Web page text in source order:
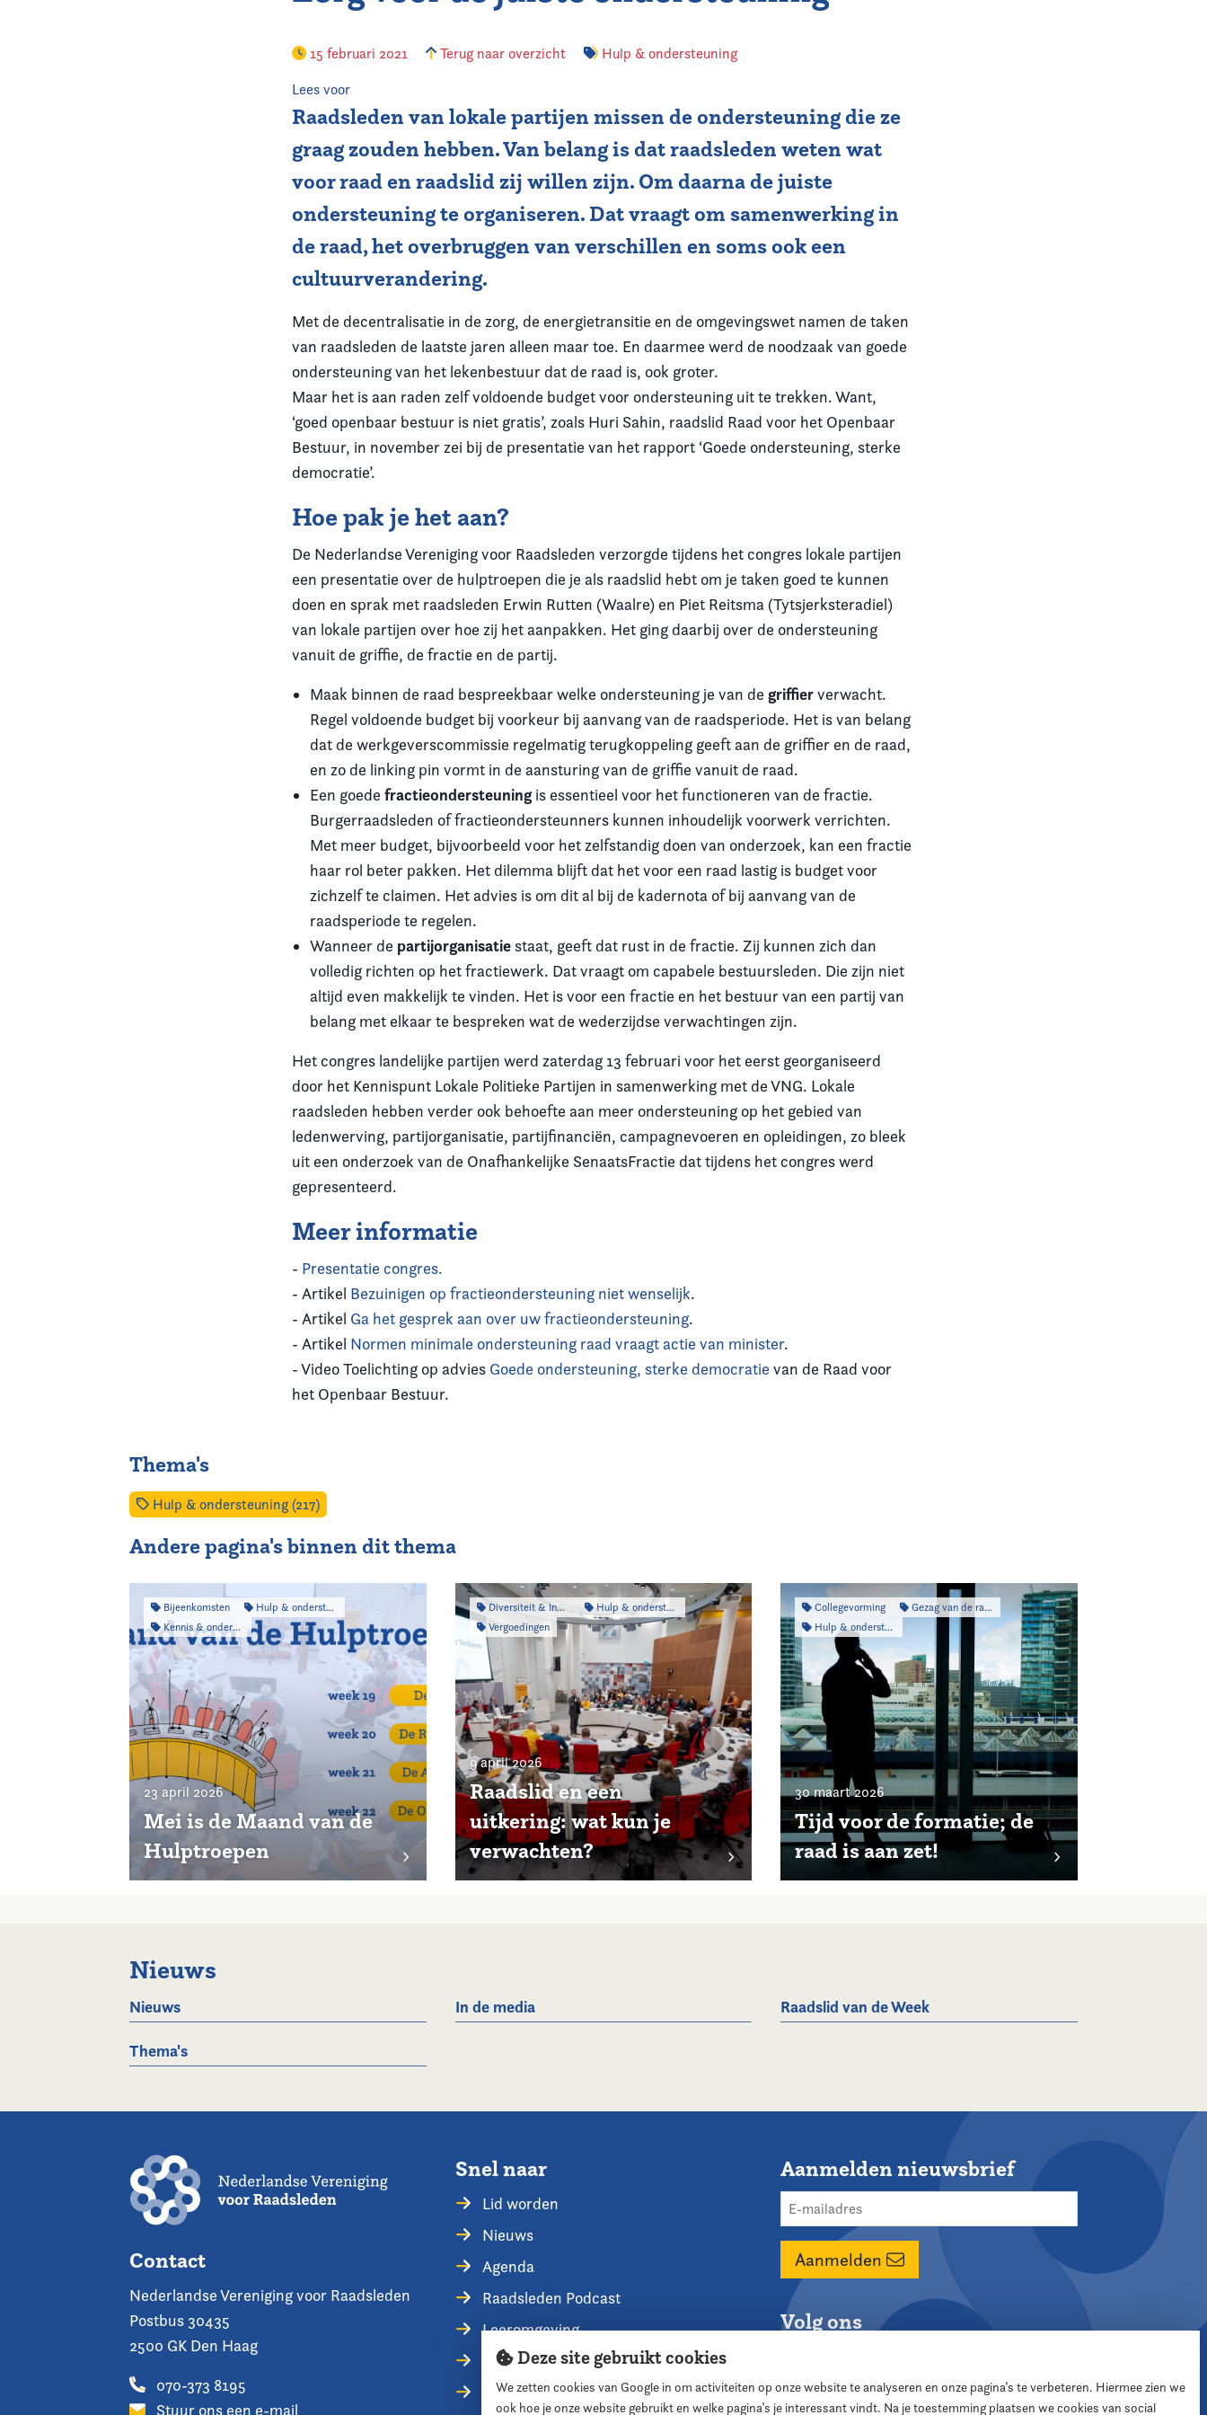
15 februari 2021 Terug naar overzicht Hulp & ondersteuning
Lees voor
Raadsleden van lokale partijen missen de ondersteuning die ze
graag zouden hebben. Van belang is dat raadsleden weten wat
voor raad en raadslid zij willen zijn. Om daarna de juiste
ondersteuning te organiseren. Dat vraagt om samenwerking in
de raad, het overbruggen van verschillen en soms ook een
cultuurverandering.
Met de decentralisatie in de zorg, de energietransitie en de omgevingswet namen de taken
van raadsleden de laatste jaren alleen maar toe. En daarmee werd de noodzaak van goede
ondersteuning van het lekenbestuur dat de raad is, ook groter.
Maar het is aan raden zelf voldoende budget voor ondersteuning uit te trekken. Want,
‘goed openbaar bestuur is niet gratis’, zoals Huri Sahin, raadslid Raad voor het Openbaar
Bestuur, in november zei bij de presentatie van het rapport ‘Goede ondersteuning, sterke
democratie’.
Hoe pak je het aan?
De Nederlandse Vereniging voor Raadsleden verzorgde tijdens het congres lokale partijen
een presentatie over de hulptroepen die je als raadslid hebt om je taken goed te kunnen
doen en sprak met raadsleden Erwin Rutten (Waalre) en Piet Reitsma (Tytsjerksteradiel)
van lokale partijen over hoe zij het aanpakken. Het ging daarbij over de ondersteuning
vanuit de griffie, de fractie en de partij.
Maak binnen de raad bespreekbaar welke ondersteuning je van degriffierverwacht.
Regel voldoende budget bij voorkeur bij aanvang van de raadsperiode. Het is van belang
dat de werkgeverscommissie regelmatig terugkoppeling geeft aan de griffier en de raad,
en zo de linking pin vormt in de aansturing van de griffie vanuit de raad.
Een goedefractieondersteuningis essentieel voor het functioneren van de fractie.
Burgerraadsleden of fractieondersteunners kunnen inhoudelijk voorwerk verrichten.
Met meer budget, bijvoorbeeld voor het zelfstandig doen van onderzoek, kan een fractie
haar rol beter pakken. Het dilemma blijft dat het voor een raad lastig is budget voor
zichzelf te claimen. Het advies is om dit al bij de kadernota of bij aanvang van de
raadsperiode te regelen.
Wanneer de partijorganisatiestaat, geeft dat rust in de fractie. Zij kunnen zich dan
volledig richten op het fractiewerk. Dat vraagt om capabele bestuursleden. Die zijn niet
altijd even makkelijk te vinden. Het is voor een fractie en het bestuur van een partij van
belang met elkaar te bespreken wat de wederzijdse verwachtingen zijn.
Het congres landelijke partijen werd zaterdag 13 februari voor het eerst georganiseerd
door het Kennispunt Lokale Politieke Partijen in samenwerking met de VNG. Lokale
raadsleden hebben verder ook behoefte aan meer ondersteuning op het gebied van
ledenwerving, partijorganisatie, partijfinanciën, campagnevoeren en opleidingen, zo bleek
uit een onderzoek van de Onafhankelijke SenaatsFractie dat tijdens het congres werd
gepresenteerd.
Meer informatie
- Presentatie congres.
- Artikel Bezuinigen op fractieondersteuning niet wenselijk.
- Artikel Ga het gesprek aan over uw fractieondersteuning.
- Artikel Normen minimale ondersteuning raad vraagt actie van minister.
- Video Toelichting op advies Goede ondersteuning, sterke democratie van de Raad voor
het Openbaar Bestuur.
Thema's
Hulp & ondersteuning (217)
Andere pagina's binnen dit thema
Bijeenkomsten
Hulp & ondersteuning
Kennis & onderzoek
23 april 2026
Mei is de Maand van de
Hulptroepen
Diversiteit & Inclusiviteit
Hulp & ondersteuning
Vergoedingen
9 april 2026
Raadslid en een
uitkering: wat kun je
verwachten?
Collegevorming
Gezag van de raad
Hulp & ondersteuning
30 maart 2026
Tijd voor de formatie; de
raad is aan zet!
Nieuws
Nieuws In de media Raadslid van de Week
Thema's
Contact
Nederlandse Vereniging voor Raadsleden
Postbus 30435
2500 GK Den Haag
070-373 8195
Stuur ons een e-mail
Snel naar
Lid worden
Nieuws
Agenda
Raadsleden Podcast
Leeromgeving
Privacyverklaring
Contact opnemen
Aanmelden nieuwsbrief
Aanmelden
Volg ons
Deze site gebruikt cookies
We zetten cookies van Google in om activiteiten op onze website te analyseren en onze pagina’s te verbeteren. Hiermee zien we
ook hoe je onze website gebruikt en welke pagina’s je interessant vindt. Na je toestemming plaatsen we cookies van social